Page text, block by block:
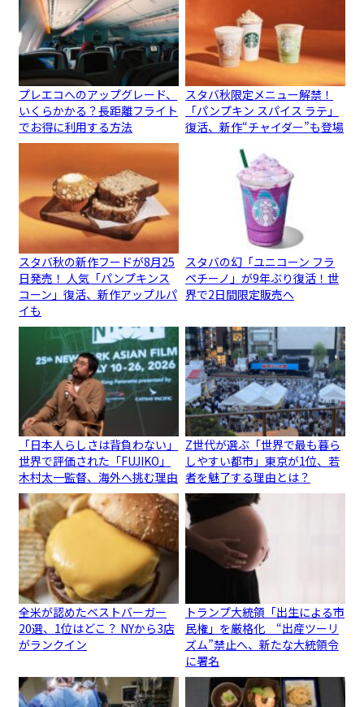
プレエコへのアップグレード、
いくらかかる？長距離フライト
でお得に利用する方法
スタバ秋限定メニュー解禁！
「パンプキン スパイス ラテ」
復活、新作“チャイダー”も登場
スタバ秋の新作フードが8月25
日発売！ 人気「パンプキンス
コーン」復活、新作アップルパ
イも
スタバの幻「ユニコーン フラ
ペチーノ」が9年ぶり復活！世
界で2日間限定販売へ
「日本人らしさは背負わない」
世界で評価された「FUJIKO」
木村太一監督、海外へ挑む理由
Z世代が選ぶ「世界で最も暮ら
しやすい都市」東京が1位、若
者を魅了する理由とは？
全米が認めたベストバーガー
20選、1位はどこ？ NYから3店
がランクイン
トランプ大統領「出生による市
民権」を厳格化 “出産ツーリ
ズム”禁止へ、新たな大統領令
に署名